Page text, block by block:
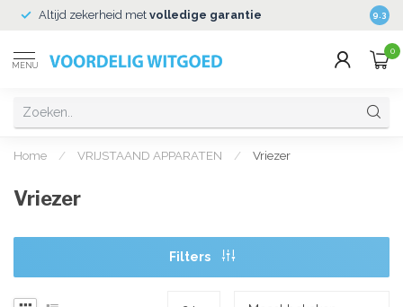
Altijd zekerheid met volledige garantie 9.3
MENU
0
Home / VRIJSTAAND APPARATEN / Vriezer
Vriezer
Filters